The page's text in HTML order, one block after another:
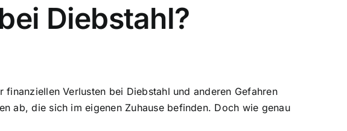
Diebstahl?
finanziellen Verlusten bei Diebstahl und anderen Gefahren
ab, die sich im eigenen Zuhause befinden. Doch wie genau